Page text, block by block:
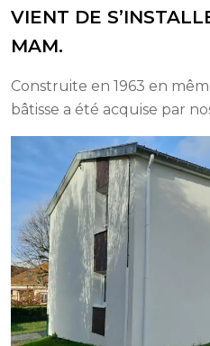
VIENT DE
MAM.
Construite en 1963 en
bâtisse a été acquise par